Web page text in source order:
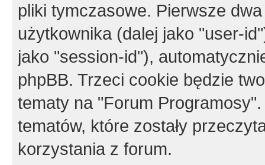
pliki tymczasowe. Pierwsze
użytkownika (dalej jako "user-
jako "session-id"),
phpBB. Trzeci cookie będzie
tematy na "Forum
tematów, które zostały
korzystania z forum.